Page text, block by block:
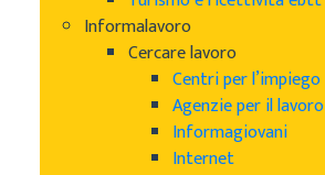
Informalavoro
Cercare lavoro
Centri per l’impiego
Agenzie per il lavoro
Informagiovani
Internet